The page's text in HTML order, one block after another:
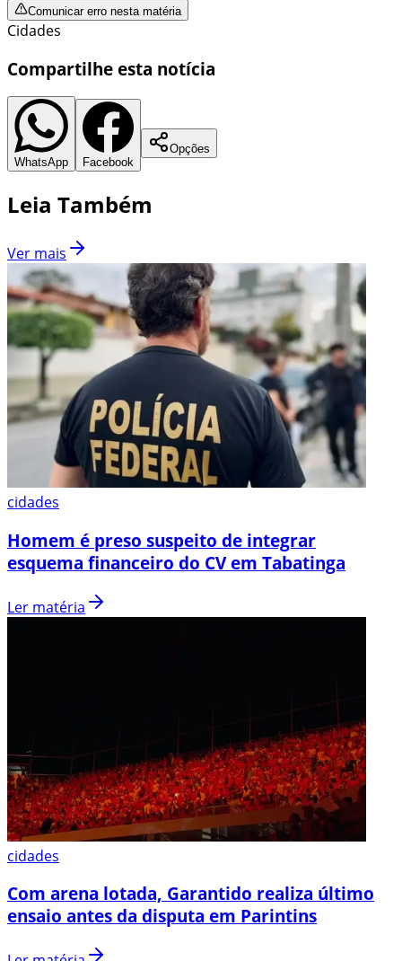
Comunicar erro nesta matéria
Cidades
Compartilhe esta notícia
WhatsApp Facebook
Opções
Leia Também
Ver mais
cidades
Homem é preso suspeito de integrar
esquema financeiro do CV em Tabatinga
Ler matéria
cidades
Com arena lotada, Garantido realiza último
ensaio antes da disputa em Parintins